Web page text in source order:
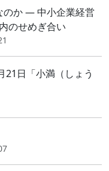
のか ― 中小企業経営
のせめぎ合い
日「小満（しょう